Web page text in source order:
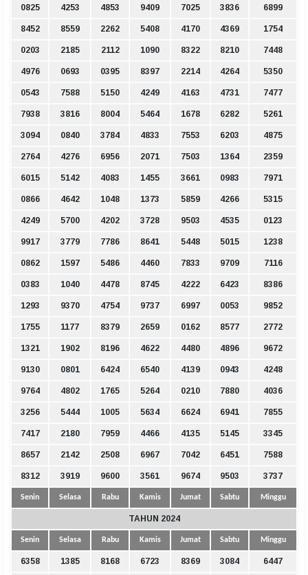
0825 4253 4853 9409 7025 3836 6899
8452 8559 2262 5408 4170 4369 1754
0203 2185 2112 1090 8322 8210 7448
4976 0693 0395 8397 2214 4264 5350
0543 7588 5150 4249 4163 4731 7477
7938 3816 8004 5464 1678 6282 5261
3094 0840 3784 4833 7553 6203 4875
2764 4276 6956 2071 7503 1364 2359
6015 5142 4083 1455 3661 0983 7971
0866 4642 1048 1373 5859 4266 5315
4249 5700 4202 3728 9503 4535 0123
9917 3779 7786 8641 5448 5015 1238
0862 1597 5486 4460 7833 9709 7116
0383 1040 4478 8745 4222 6423 8386
1293 9370 4754 9737 6997 0053 9852
1755 1177 8379 2659 0162 8577 2772
1321 1902 8196 4622 4480 4896 9672
9130 0801 6424 6540 4139 0943 4248
9764 4802 1765 5264 0210 7880 4036
3256 5444 1005 5634 6624 6941 7855
7417 2180 7959 4466 4135 5145 3345
8657 2142 2508 6967 7042 6451 7588
8312 3919 9600 3561 9674 9503 3737
Senin Selasa Rabu Kamis Jumat Sabtu Minggu
TAHUN 2024
Senin Selasa Rabu Kamis Jumat Sabtu Minggu
6358 1385 8168 6723 8369 3084 6447